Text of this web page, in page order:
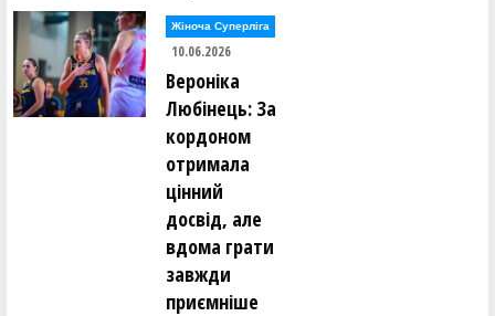
Аліна Гопей ()
Максим Гопей ()
Денис Грищенко ()
Юрій Гуменков ()
Олексій Гусаковський ()
Володимир Данилків ()
Владислав Делібалт ()
Федір Добровольский ()
Сергій Долованюк ()
Володимир Драбіковський ()
Жіноча Суперліга
10.06.2026
Вероніка
Любінець: За
кордоном
отримала
цінний
досвід, але
вдома грати
завжди
приємніше